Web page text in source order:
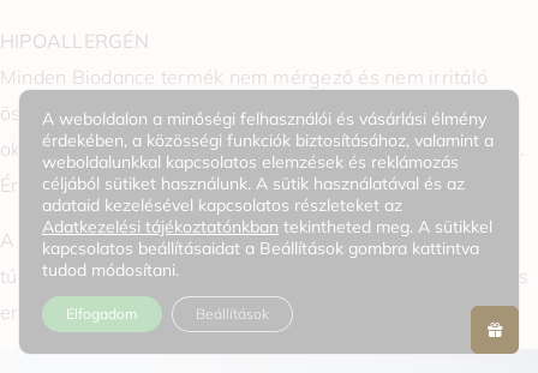
HIPOALLERGÉN
Minden Biodance termék nem mérgező és nem irritáló
összetevőkkel készült. Nem tartalmaz allergiás reakciókat
okozó összetevőket és 19 másik durva, vitatott összetevőt.
Érzékeny bőrre teljesen biztonságos.
A Biodance bőrápoló termékek az átmeneti hatásokon
túlmenően a hatékony összetevők egyensúlyára és a tartós
eredményekre összpontosítanak.
A weboldalon a minőségi felhasználói és vásárlási élmény
érdekében, a közösségi funkciók biztosításához, valamint a
weboldalunkkal kapcsolatos elemzések és reklámozás
céljából sütiket használunk. A sütik használatával és az
adataid kezelésével kapcsolatos részleteket az
Adatkezelési tájékoztatónkban tekintheted meg. A sütikkel
kapcsolatos beállításaidat a Beállítások gombra kattintva
tudod módosítani.
Elfogadom Beállítások